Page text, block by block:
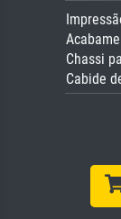
Chassi
Cabide